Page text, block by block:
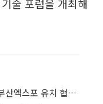
술 포럼을 개최해
삼성전자, 동티모르 정상 만나 '2030 부산엑스포 유치 협력 요청